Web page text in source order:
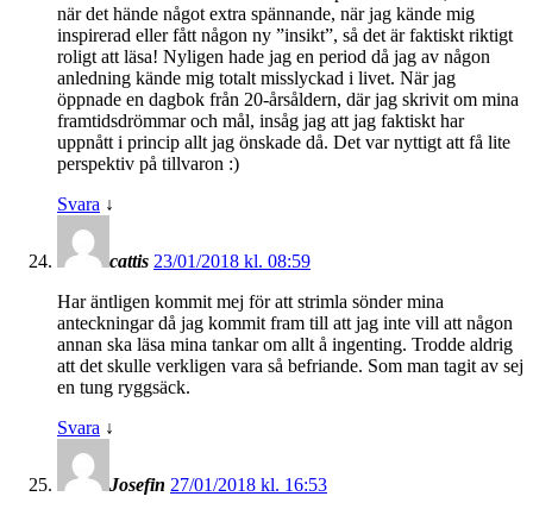
när det hände något extra spännande, när jag kände mig
inspirerad eller fått någon ny ”insikt”, så det är faktiskt riktigt
roligt att läsa! Nyligen hade jag en period då jag av någon
anledning kände mig totalt misslyckad i livet. När jag
öppnade en dagbok från 20-årsåldern, där jag skrivit om mina
framtidsdrömmar och mål, insåg jag att jag faktiskt har
uppnått i princip allt jag önskade då. Det var nyttigt att få lite
perspektiv på tillvaron :)
Svara ↓
cattis 23/01/2018 kl. 08:59
Har äntligen kommit mej för att strimla sönder mina
anteckningar då jag kommit fram till att jag inte vill att någon
annan ska läsa mina tankar om allt å ingenting. Trodde aldrig
att det skulle verkligen vara så befriande. Som man tagit av sej
en tung ryggsäck.
Svara ↓
Josefin 27/01/2018 kl. 16:53